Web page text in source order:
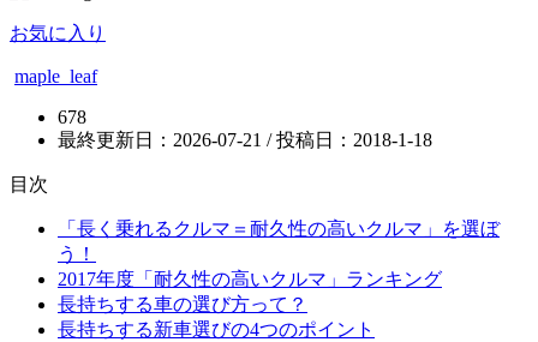
お気に入り
maple_leaf
678
最終更新日：2026-07-21 / 投稿日： 2018-1-18
目次
「長く乗れるクルマ＝耐久性の高いクルマ」を選ぼ
う！
2017年度「耐久性の高いクルマ」ランキング
長持ちする車の選び方って？
長持ちする新車選びの4つのポイント